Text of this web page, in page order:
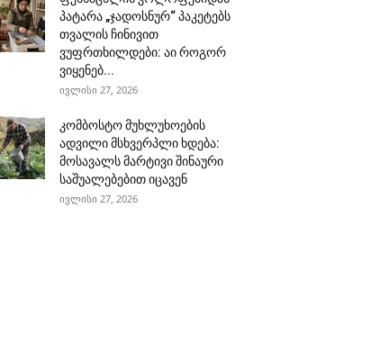
პატარა „ჯადოსნურ“ პაკეტებს
თვალის ჩინივით
ვუფრთხილდები: აი როგორ
ვიყენებ...
ივლისი 27, 2026
კომბოსტო მუხლუხოების
ადვილი მსხვერპლი ხდება:
მოსავალს მარტივი შინაური
საშუალებებით იცავენ
ივლისი 27, 2026